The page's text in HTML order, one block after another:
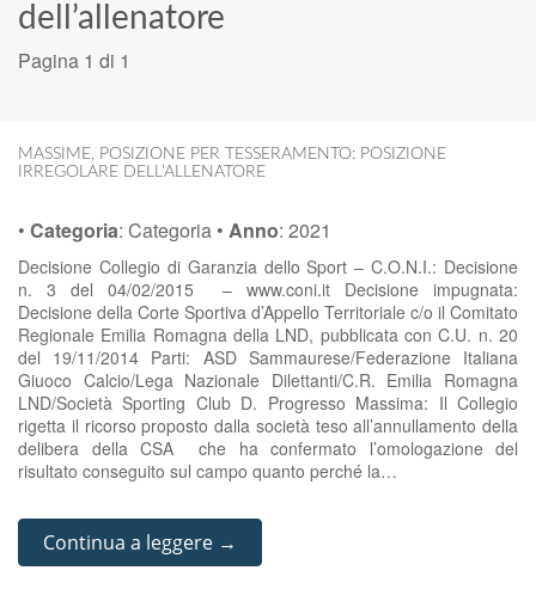
dell’allenatore
Pagina 1 di 1
MASSIME, POSIZIONE PER TESSERAMENTO: POSIZIONE
IRREGOLARE DELL’ALLENATORE
• Categoria: Categoria • Anno: 2021
Decisione Collegio di Garanzia dello Sport – C.O.N.I.: Decisione
n. 3 del 04/02/2015 – www.coni.it Decisione impugnata:
Decisione della Corte Sportiva d’Appello Territoriale c/o il Comitato
Regionale Emilia Romagna della LND, pubblicata con C.U. n. 20
del 19/11/2014 Parti: ASD Sammaurese/Federazione Italiana
Giuoco Calcio/Lega Nazionale Dilettanti/C.R. Emilia Romagna
LND/Società Sporting Club D. Progresso Massima: Il Collegio
rigetta il ricorso proposto dalla società teso all’annullamento della
delibera della CSA che ha confermato l’omologazione del
risultato conseguito sul campo quanto perché la…
Continua a leggere →